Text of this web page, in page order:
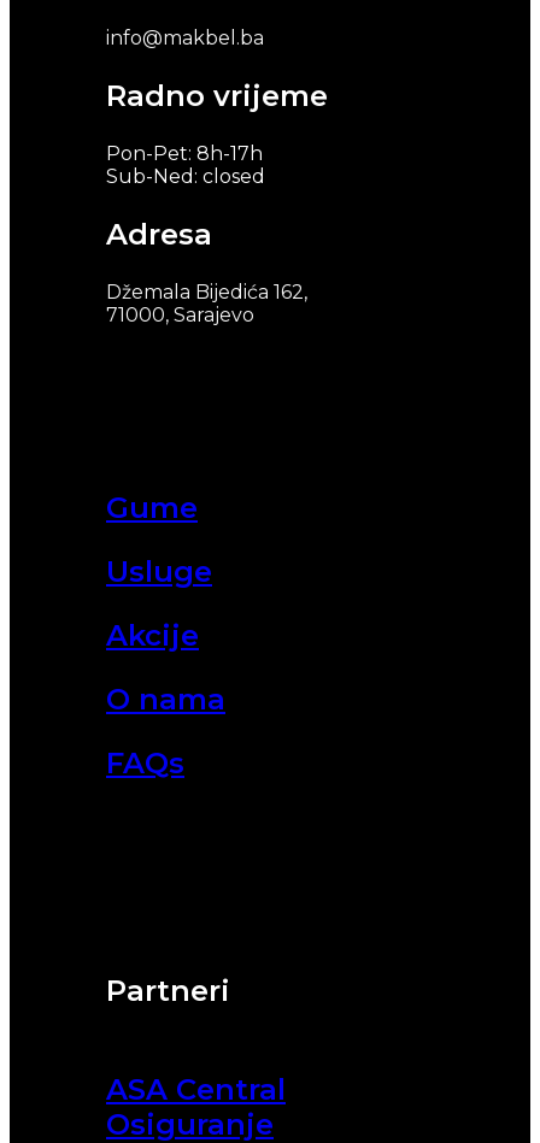
Partneri
ASA Central
Osiguranje
Gume
Usluge
Akcije
O nama
FAQs
info@makbel.ba
Radno vrijeme
Pon-Pet: 8h-17h
Sub-Ned: closed
Adresa
Džemala Bijedića 162,
71000, Sarajevo